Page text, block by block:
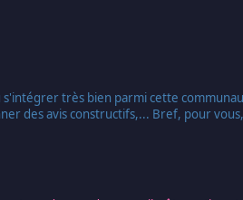
très bien parmi cette
des avis constructifs,... Bref, pour